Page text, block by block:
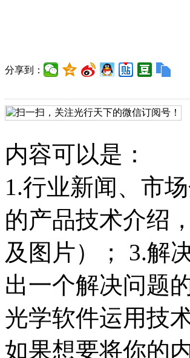
分享到：
内容可以是：
1.行业新闻、市
的产品技术介绍
及图片）； 3.解
出一个解决问题
光学软件运用技
如果想要将你的